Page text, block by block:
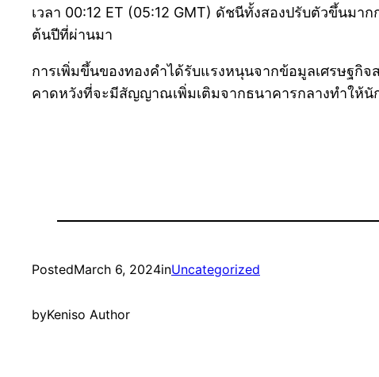
เวลา 00:12 ET (05:12 GMT) ดัชนีทั้งสองปรับตัวขึ้นม
ต้นปีที่ผ่านมา
การเพิ่มขึ้นของทองคำได้รับแรงหนุนจากข้อมูลเศรษฐกิ
คาดหวังที่จะมีสัญญาณเพิ่มเติมจากธนาคารกลางทำให้
PostedMarch 6, 2024inUncategorized
byKeniso Author